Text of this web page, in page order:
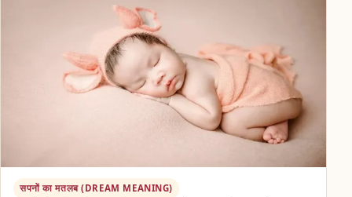
सपनों का मतलब (DREAM MEANING)